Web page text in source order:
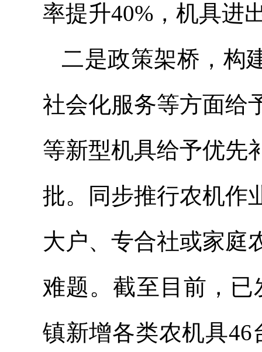
率提升40%，机具进
二是政策架桥，构
社会化服务等方面给
等新型机具给予优先
批。同步推行农机作
大户、专合社或家庭
难题。截至目前，已
镇新增各类农机具